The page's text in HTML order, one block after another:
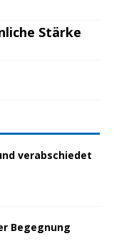
Stärke
verabschiedet
Begegnung